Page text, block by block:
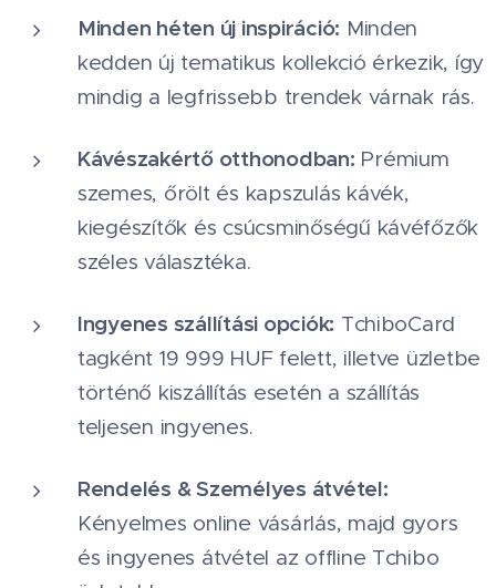
Minden héten új inspiráció: Minden
kedden új tematikus kollekció érkezik, így
mindig a legfrissebb trendek várnak rás.
Kávészakértő otthonodban: Prémium
szemes, őrölt és kapszulás kávék,
kiegészítők és csúcsminőségű kávéfőzők
széles választéka.
Ingyenes szállítási opciók: TchiboCard
tagként 19 999 HUF felett, illetve üzletbe
történő kiszállítás esetén a szállítás
teljesen ingyenes.
Rendelés & Személyes átvétel:
Kényelmes online vásárlás, majd gyors
és ingyenes átvétel az offline Tchibo